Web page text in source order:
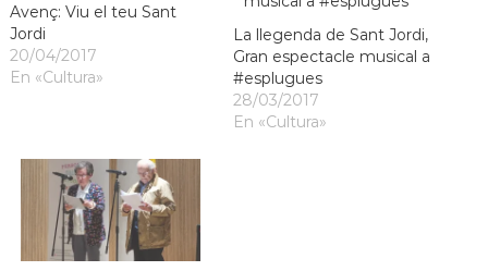
Avenç: Viu el teu Sant
Jordi
20/04/2017
En «Cultura»
La llegenda de Sant Jordi,
Gran espectacle musical a
#esplugues
28/03/2017
En «Cultura»